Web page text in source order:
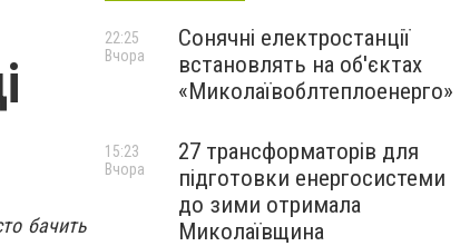
бачить
Сонячні електростанції
встановлять на об'єктах
«Миколаївоблтеплоенерго»
22:25
Вчора
27 трансформаторів для
підготовки енергосистеми
до зими отримала
Миколаївщина
15:23
Вчора